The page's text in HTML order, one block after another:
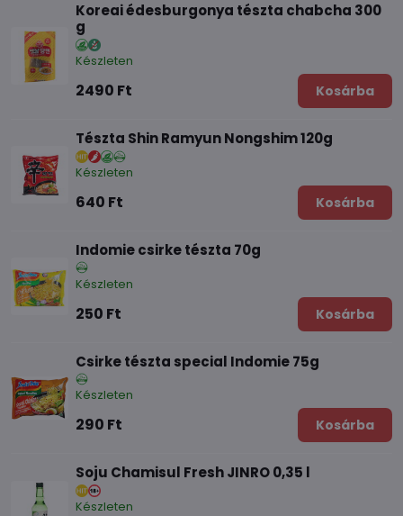
Koreai édesburgonya tészta chabcha 300
g
Készleten
2490 Ft Kosárba
Tészta Shin Ramyun Nongshim 120g
Készleten
640 Ft Kosárba
Indomie csirke tészta 70g
Készleten
250 Ft Kosárba
Csirke tészta special Indomie 75g
Készleten
290 Ft Kosárba
Soju Chamisul Fresh JINRO 0,35 l
Készleten